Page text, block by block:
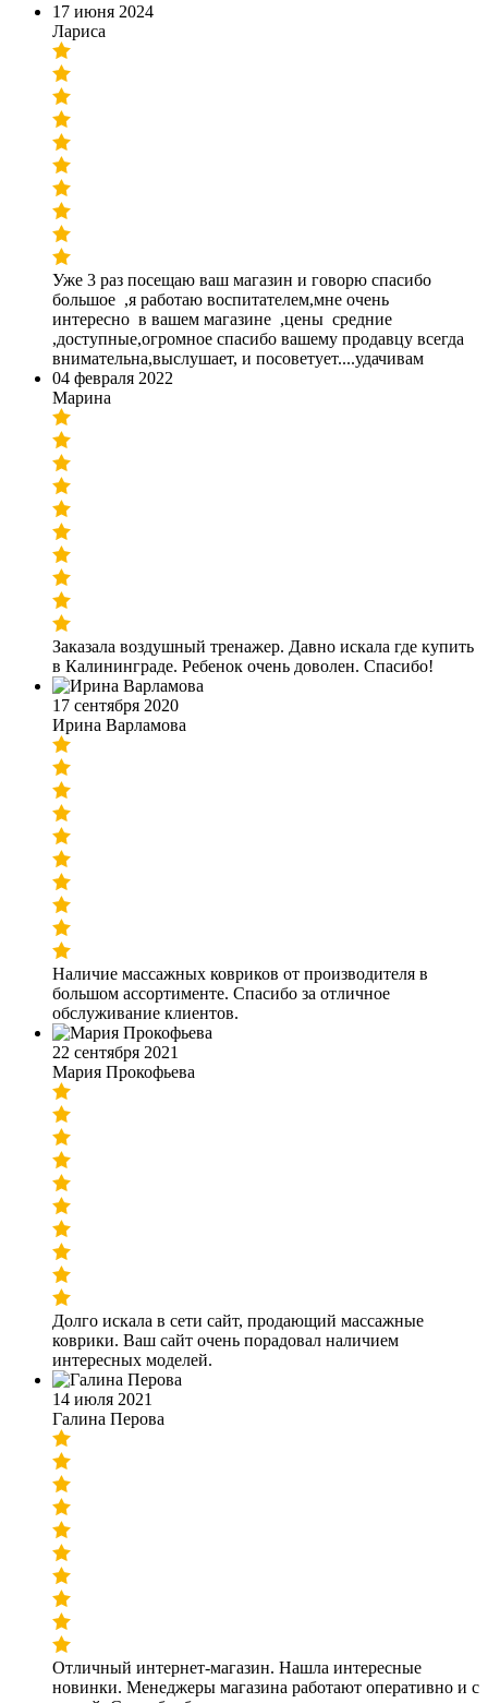
17 июня 2024
Лариса
Уже 3 раз посещаю ваш магазин и говорю спасибо
большое ,я работаю воспитателем,мне очень
интересно в вашем магазине ,цены средние
,доступные,огромное спасибо вашему продавцу всегда
внимательна,выслушает, и посоветует....удачивам
04 февраля 2022
Марина
Заказала воздушный тренажер. Давно искала где купить
в Калининграде. Ребенок очень доволен. Спасибо!
17 сентября 2020
Ирина Варламова
Наличие массажных ковриков от производителя в
большом ассортименте. Спасибо за отличное
обслуживание клиентов.
22 сентября 2021
Мария Прокофьева
Долго искала в сети сайт, продающий массажные
коврики. Ваш сайт очень порадовал наличием
интересных моделей.
14 июля 2021
Галина Перова
Отличный интернет-магазин. Нашла интересные
новинки. Менеджеры магазина работают оперативно и с